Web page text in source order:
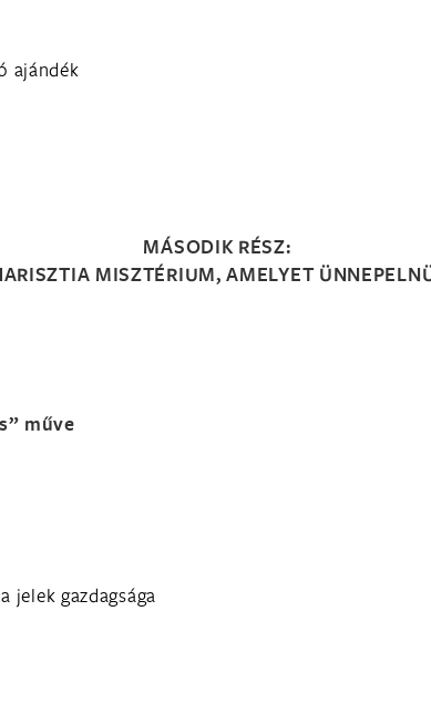
ajándék
MÁSODIK RÉSZ:
MISZTÉRIUM, AMELYET
” műve
gazdagsága